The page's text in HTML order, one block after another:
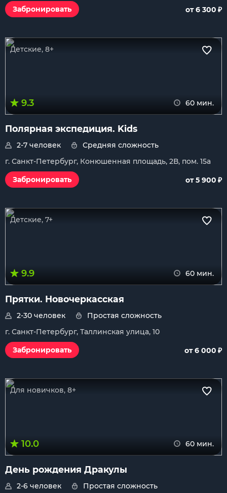
Забронировать
от 6 300 ₽
Детские, 8+
9.3 60 мин.
Полярная экспедиция. Kids
2-7 человек
Средняя сложность
г. Санкт-Петербург, Конюшенная площадь, 2В, пом. 15а
Забронировать
от 5 900 ₽
Детские, 7+
9.9 60 мин.
Прятки. Новочеркасская
2-30 человек
Простая сложность
г. Санкт-Петербург, Таллинская улица, 10
Забронировать
от 6 000 ₽
Для новичков, 8+
10.0 60 мин.
День рождения Дракулы
2-6 человек
Простая сложность